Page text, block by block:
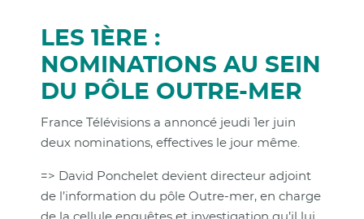
LES 1ÈRE :
NOMINATIONS AU SEIN
DU PÔLE OUTRE-MER
France Télévisions a annoncé jeudi 1er juin
deux nominations, effectives le jour même.
=> David Ponchelet devient directeur adjoint
de l’information du pôle Outre-mer, en charge